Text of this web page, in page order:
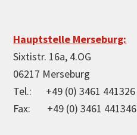
Footer
Hauptstelle Merseburg:
Sixtistr. 16a, 4.OG
06217 Merseburg
Tel.: +49 (0) 3461 441326
Fax: +49 (0) 3461 441346